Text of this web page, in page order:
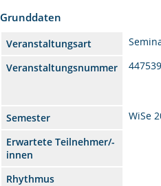
Grunddaten
Veranstaltungsart
Veranstaltungsnummer
Semester
WiSe
Erwartete Teilnehmer/-
innen
Rhythmus